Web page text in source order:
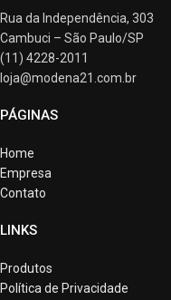
Rua da Independência, 303
Cambuci – São Paulo/SP
(11) 4228-2011
loja@modena21.com.br
PÁGINAS
Home
Empresa
Contato
LINKS
Produtos
Política de Privacidade